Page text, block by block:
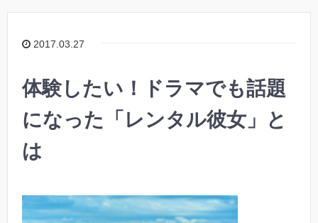
2017.03.27
体験したい！ドラマでも話題
になった「レンタル彼女」と
は